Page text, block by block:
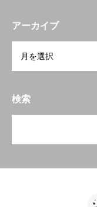
アーカイブ
検索